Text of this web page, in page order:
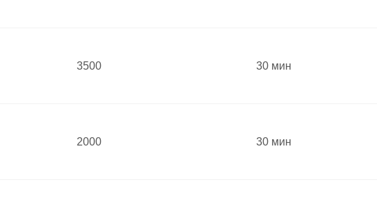
3500
30 мин
2000
30 мин